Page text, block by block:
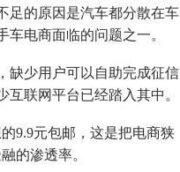
足的原因是汽车都分散在车
电商面临的问题之一。
少用户可以自助完成征信
联网平台已经踏入其中。
9.9元包邮，这是把电商狭
的渗透率。